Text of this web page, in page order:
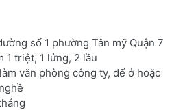
số 1 phường Tân mỹ Quận 7
1 triệt, 1 lửng, 2 lầu
văn phòng công ty, để ở hoặc